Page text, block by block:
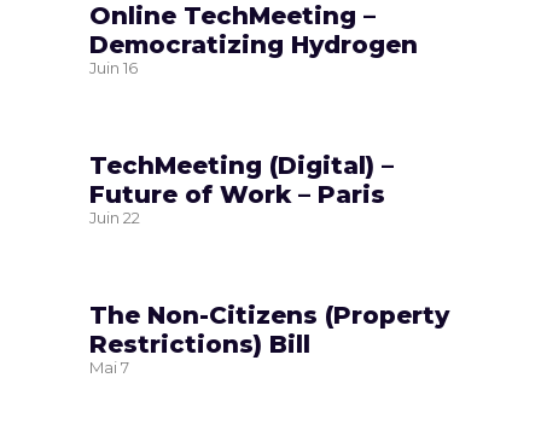
Online TechMeeting –
Democratizing Hydrogen
Juin 16
TechMeeting (Digital) –
Future of Work – Paris
Juin 22
The Non-Citizens (Property
Restrictions) Bill
Mai7